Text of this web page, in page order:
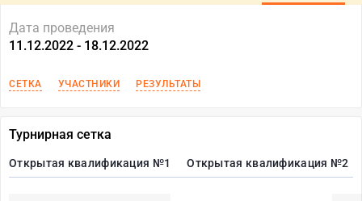
Дата проведения
11.12.2022 - 18.12.2022
СЕТКА УЧАСТНИКИ РЕЗУЛЬТАТЫ
Турнирная сетка
Открытая квалификация №1 Открытая квалификация №2